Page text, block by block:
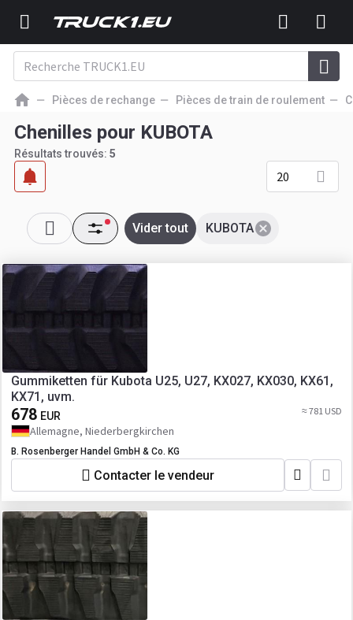
Pièces de rechange Pièces de train de roulement
Chenilles pour KUBOTA
Résultats trouvés: 5
20
KUBOTA
Vider tout
Gummiketten für Kubota U25, U27, KX027, KX030, KX61,
KX71, uvm.
678 EUR ≈ 781 USD
Allemagne, Niederbergkirchen
B. Rosenberger Handel GmbH & Co. KG
Contacter le vendeur